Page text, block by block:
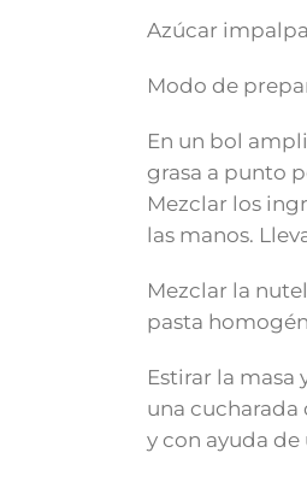
Azúcar
Modo de
En un bol
grasa a punto
Mezclar los
las manos.
Mezclar la
pasta
Estirar la
una cucharada
y con ayuda